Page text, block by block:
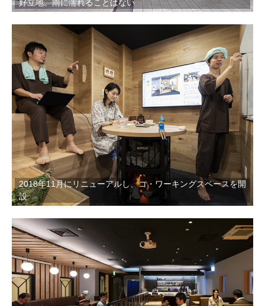
好立地。雨に濡れることはない
2018年11月にリニューアルし、コ・ワーキングスペースを開
設